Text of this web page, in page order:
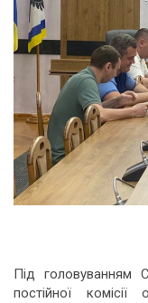
Під головуванням
постійної